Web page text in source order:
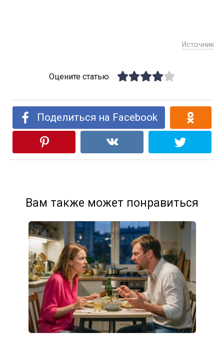
Источник
Оцените статью
Поделиться на Facebook
Вам также может понравиться